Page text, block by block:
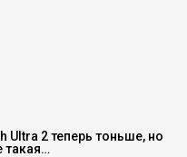
Ultra 2 теперь тоньше, но
такая…